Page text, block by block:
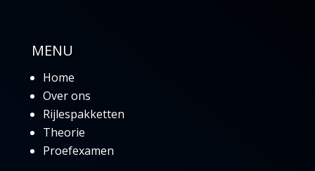
MENU
Home
Over ons
Rijlespakketten
Theorie
Proefexamen